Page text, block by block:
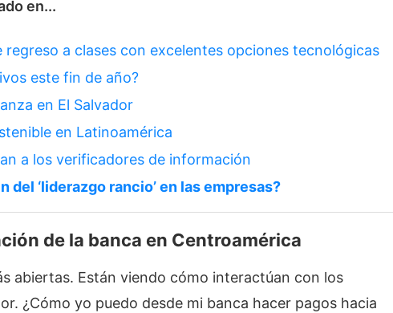
en...
regreso a clases con excelentes opciones tecnológicas
este fin de año?
en El Salvador
en Latinoamérica
a los verificadores de información
del ‘liderazgo rancio’ en las empresas?
de la banca en Centroamérica
abiertas. Están viendo cómo interactúan con los
¿Cómo yo puedo desde mi banca hacer pagos hacia